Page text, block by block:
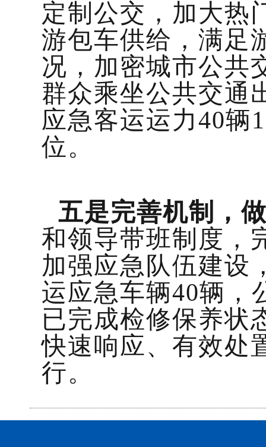
定制公交，加大热
游包车供给，满足
况，加密城市公共
群众乘坐公共交通
应急客运运力40辆
位。
五是完善机制，
和领导带班制度，
加强应急队伍建设
运应急车辆40辆，
已完成检修保养状
快速响应、有效处
行。